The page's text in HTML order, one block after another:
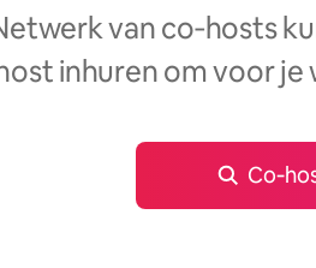
van co‑hosts
inhuren om voor